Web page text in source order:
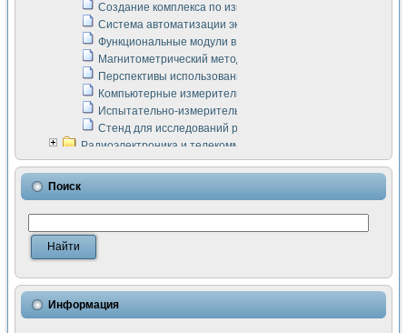
Создание комплекса по измерению скорости подвижного
Система автоматизации экспериментальных
Функциональные модули в стандарте Nl SCXI для
Магнитометрический метод в дефектоскопии сварных
Перспективы использования машинного зрения в
Компьютерные измерительные системы для
Испытательно-измерительный комплекс аппаратуры для
Стенд для исследований рабочих процессов ДВС в
Радиоэлектроника и телекоммуникации
LabVIEW в расчетах радиолиний систем передачи данных
Аппаратно-программный комплекс для исследования
Виртуальный лабораторный стенд для исследования
Измерение шумовых параметров операционных
Измерительный преобразователь на основе цифровой
Использование NI LabVIEW для математического
Исследовние возможности создания измерителя ВАХ
Математическое моделирование генератора сигналов -
Поиск
Информация